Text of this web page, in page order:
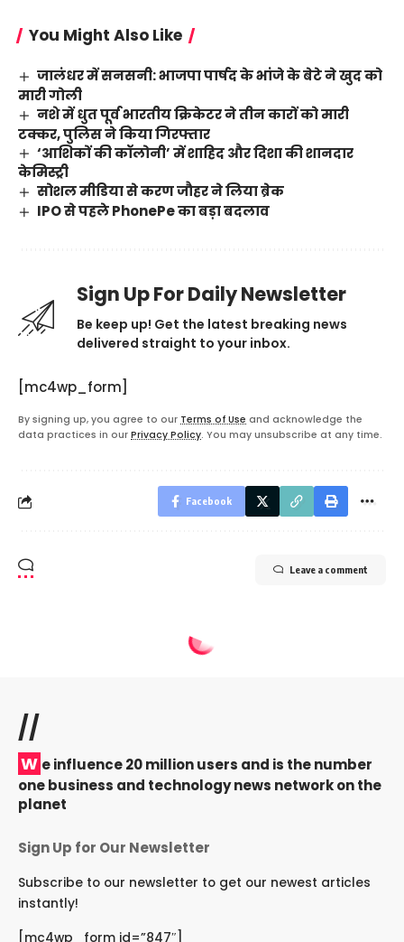
You Might Also Like
जालंधर में सनसनी: भाजपा पार्षद के भांजे के बेटे ने खुद को
मारी गोली
नशे में धुत पूर्व भारतीय क्रिकेटर ने तीन कारों को मारी
टक्कर, पुलिस ने किया गिरफ्तार
‘आशिकों की कॉलोनी’ में शाहिद और दिशा की शानदार
केमिस्ट्री
सोशल मीडिया से करण जौहर ने लिया ब्रेक
IPO से पहले PhonePe का बड़ा बदलाव
Sign Up For Daily Newsletter
Be keep up! Get the latest breaking news
delivered straight to your inbox.
[mc4wp_form]
By signing up, you agree to our Terms of Use and acknowledge the
data practices in our Privacy Policy. You may unsubscribe at any time.
Facebook
Leave a comment
//
W e influence 20 million users and is the number
one business and technology news network on the
planet
Sign Up for Our Newsletter
Subscribe to our newsletter to get our newest articles
instantly!
[mc4wp_form id=”847″]